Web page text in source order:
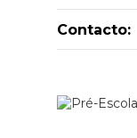
Contacto: